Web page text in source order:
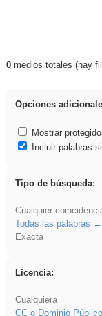
Resultados
0medios totales (hay
Opciones
Mostrar
Incluir palabras
Tipo de búsqueda:
Cualquier
Todas las palabras
Exacta
Licencia:
Cualquiera
CCo Dominio Público